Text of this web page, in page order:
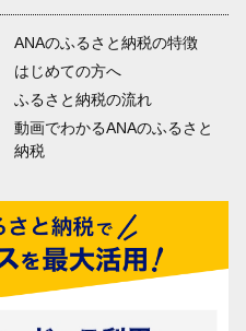
ANAのふるさと納税の特徴
はじめての方へ
ふるさと納税の流れ
動画でわかるANAのふるさと
納税